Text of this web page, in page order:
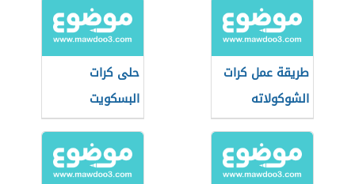
طريقة عمل كرات
الشوكولاته
حلى كرات
البسكويت